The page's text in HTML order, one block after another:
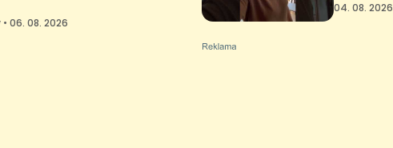
v krajském městě narodilo
06. 08. 2026
04. 08. 2026